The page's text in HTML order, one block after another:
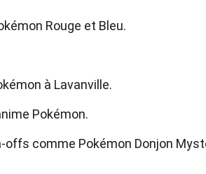
Rouge et Bleu.
à Lavanville.
Pokémon.
comme Pokémon Donjon